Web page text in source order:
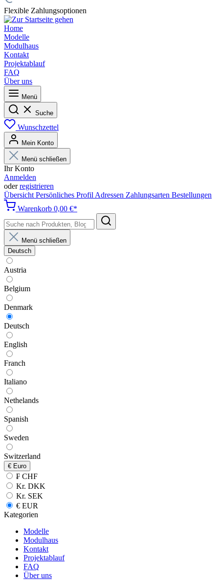
Flexible Zahlungsoptionen
Home
Modelle
Modulhaus
Kontakt
Projektablauf
FAQ
Über uns
Menü
Suche
Wunschzettel
Mein Konto
Menü schließen
Ihr Konto
Anmelden
oderregistrieren
Übersicht Persönliches Profil Adressen Zahlungsarten Bestellungen
Warenkorb 0,00 €*
Menü schließen
Deutsch
Austria
Belgium
Denmark
Deutsch
English
Franch
Italiano
Nethelands
Spanish
Sweden
Switzerland
€ Euro
₣ CHF
Kr. DKK
Kr. SEK
€ EUR
Kategorien
Modelle
Modulhaus
Kontakt
Projektablauf
FAQ
Über uns